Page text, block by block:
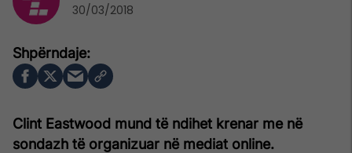
Clint Eastwood mund të ndihet krenar me në
sondazh të organizuar në mediat online.
30/03/2018